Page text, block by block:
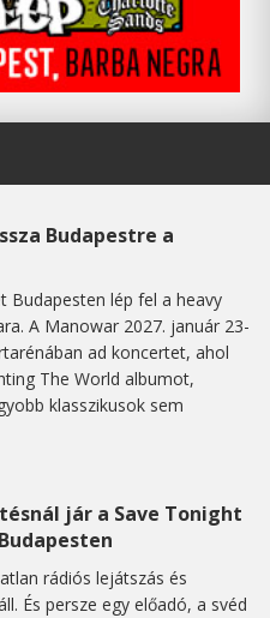
Budapestre a
Budapesten lép fel a heavy
A Manowar 2027. január 23-
ad koncertet, ahol
The World albumot,
klasszikusok sem
jár a Save Tonight
rádiós lejátszás és
És persze egy előadó, a svéd